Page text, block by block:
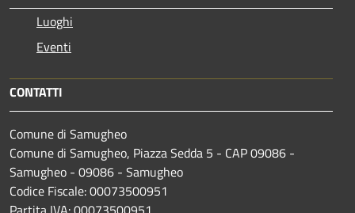
Luoghi
Eventi
CONTATTI
Comune di Samugheo
Comune di Samugheo, Piazza Sedda 5 - CAP 09086 -
Samugheo - 09086 - Samugheo
Codice Fiscale: 00073500951